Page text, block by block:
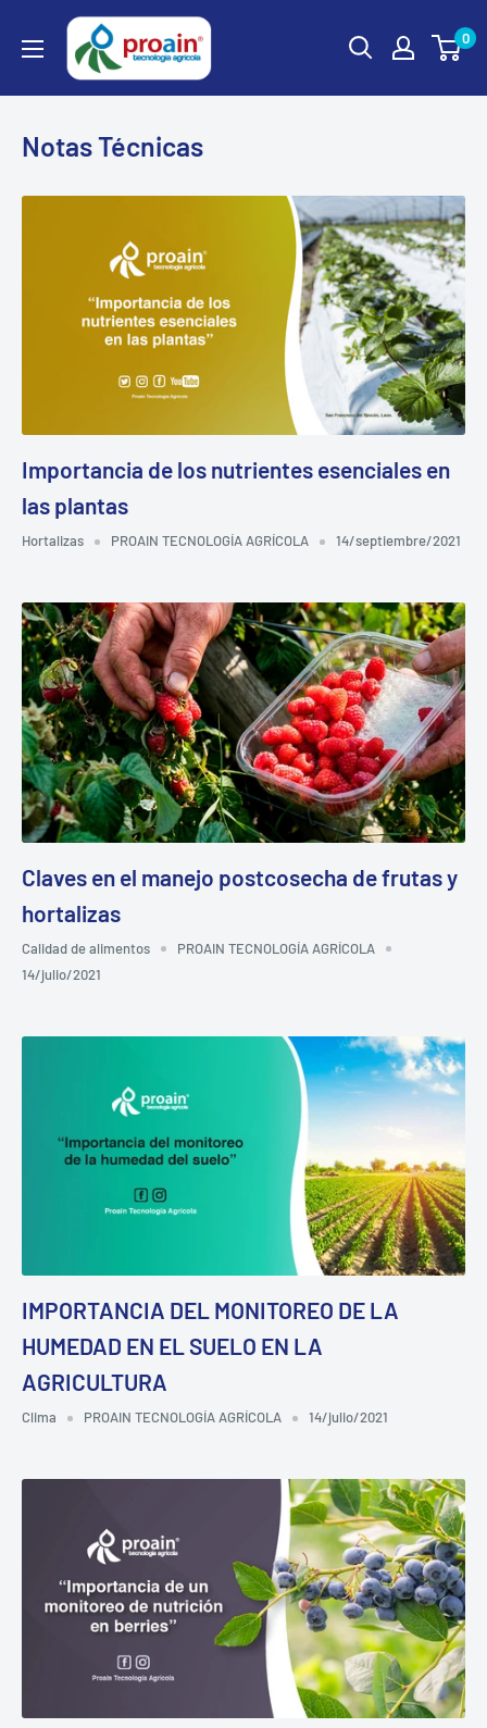
0
Notas Técnicas
Importancia de los nutrientes esenciales en
las plantas
Hortalizas PROAIN TECNOLOGÍA AGRÍCOLA 14/septiembre/2021
Claves en el manejo postcosecha de frutas y
hortalizas
Calidad de alimentos
PROAIN TECNOLOGÍA AGRÍCOLA
14/julio/2021
IMPORTANCIA DEL MONITOREO DE LA
HUMEDAD EN EL SUELO EN LA
AGRICULTURA
Clima PROAIN TECNOLOGÍA AGRÍCOLA 14/julio/2021